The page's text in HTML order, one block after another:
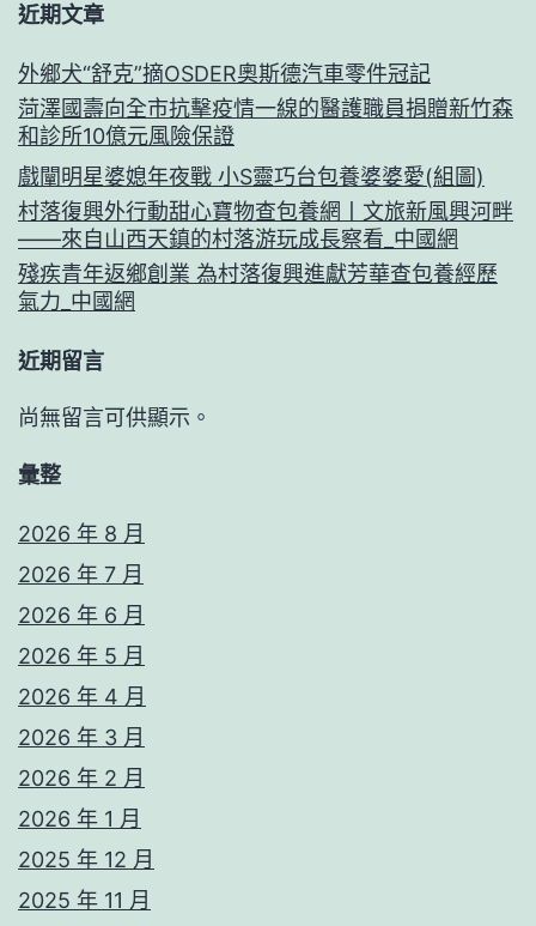
近期文章
外鄉犬“舒克”摘OSDER奧斯德汽車零件冠記
菏澤國壽向全市抗擊疫情一線的醫護職員捐贈新竹森
和診所10億元風險保證
戲闡明星婆媳年夜戰 小S靈巧台包養婆婆愛(組圖)
村落復興外行動甜心寶物查包養網丨文旅新風興河畔
——來自山西天鎮的村落游玩成長察看_中國網
殘疾青年返鄉創業 為村落復興進獻芳華查包養經歷
氣力_中國網
近期留言
尚無留言可供顯示。
彙整
2026 年 8 月
2026 年 7 月
2026 年 6 月
2026 年 5 月
2026 年 4 月
2026 年 3 月
2026 年 2 月
2026 年 1 月
2025 年 12 月
2025 年 11 月